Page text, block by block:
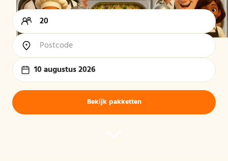
10 augustus 2026
Bekijk pakketten